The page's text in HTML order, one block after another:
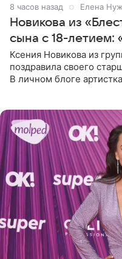
8 часов назад Елена
Новикова из
сына с 18-летием:
Ксения Новикова из
поздравила своего
В личном блоге